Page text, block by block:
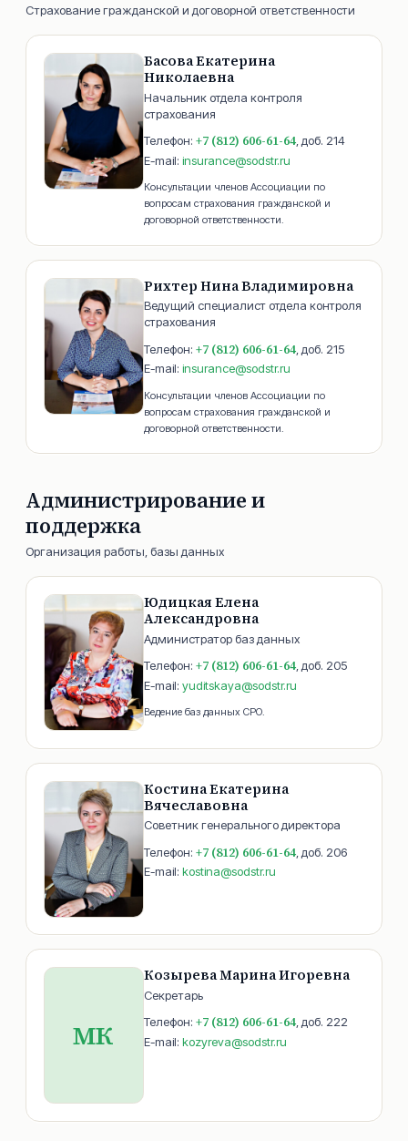
Страхование гражданской и договорной ответственности
Басова Екатерина
Николаевна
Начальник отдела контроля
страхования
Телефон: +7 (812) 606-61-64, доб. 214
E-mail: insurance@sodstr.ru
Консультации членов Ассоциации по
вопросам страхования гражданской и
договорной ответственности.
Рихтер Нина Владимировна
Ведущий специалист отдела контроля
страхования
Телефон: +7 (812) 606-61-64, доб. 215
E-mail: insurance@sodstr.ru
Консультации членов Ассоциации по
вопросам страхования гражданской и
договорной ответственности.
Администрирование и
поддержка
Организация работы, базы данных
Юдицкая Елена
Александровна
Администратор баз данных
Телефон: +7 (812) 606-61-64, доб. 205
E-mail: yuditskaya@sodstr.ru
Ведение баз данных СРО.
Костина Екатерина
Вячеславовна
Советник генерального директора
Телефон: +7 (812) 606-61-64, доб. 206
E-mail: kostina@sodstr.ru
МК
Козырева Марина Игоревна
Секретарь
Телефон: +7 (812) 606-61-64, доб. 222
E-mail: kozyreva@sodstr.ru